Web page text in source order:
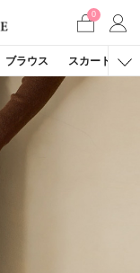
0
ブラウス スカート